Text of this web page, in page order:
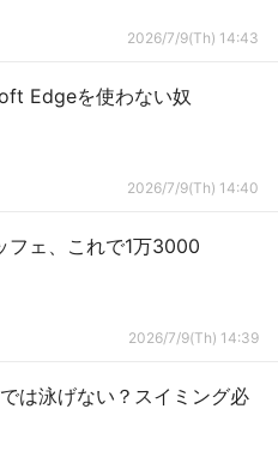
2026/7/9(Th) 14:43
Edgeを使わない奴
2026/7/9(Th) 14:40
フェ、これで1万3000
2026/7/9(Th) 14:39
は泳げない？スイミング必